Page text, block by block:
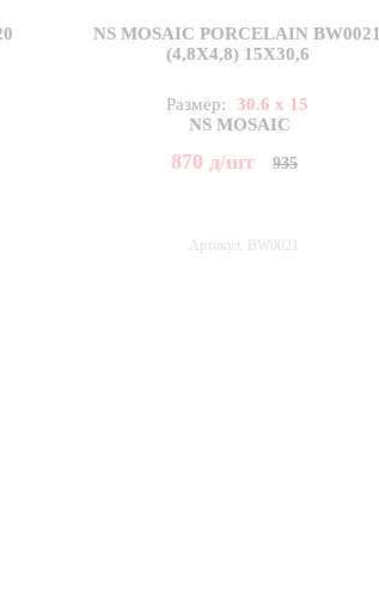
NS MOSAIC PORCELAIN BW0021
(4,8X4,8) 15X30,6
Размер:
30.6 x 15
NS MOSAIC
870 д/шт 935
Артикул: BW0021